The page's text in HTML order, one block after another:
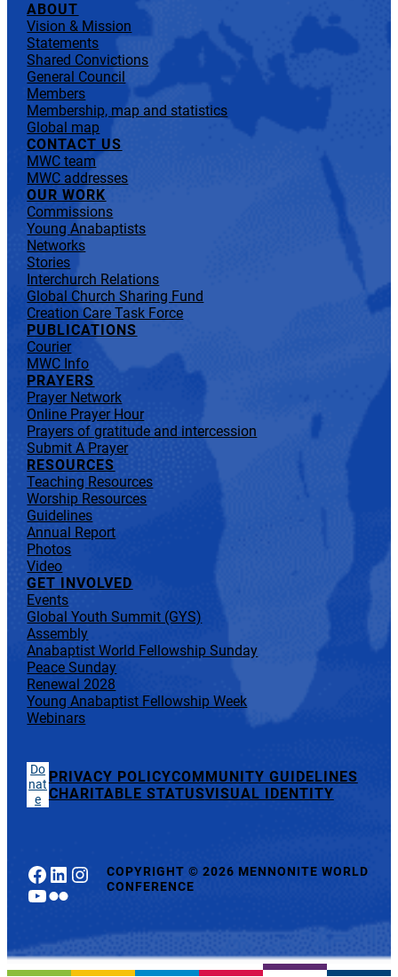
ABOUT
Vision & Mission
Statements
Shared Convictions
General Council
Members
Membership, map and statistics
Global map
CONTACT US
MWC team
MWC addresses
OUR WORK
Commissions
Young Anabaptists
Networks
Stories
Interchurch Relations
Global Church Sharing Fund
Creation Care Task Force
PUBLICATIONS
Courier
MWC Info
PRAYERS
Prayer Network
Online Prayer Hour
Prayers of gratitude and intercession
Submit A Prayer
RESOURCES
Teaching Resources
Worship Resources
Guidelines
Annual Report
Photos
Video
GET INVOLVED
Events
Global Youth Summit (GYS)
Assembly
Anabaptist World Fellowship Sunday
Peace Sunday
Renewal 2028
Young Anabaptist Fellowship Week
Webinars
Do
nat
e
PRIVACY POLICYCOMMUNITY GUIDELINES
CHARITABLE STATUSVISUAL IDENTITY
Facebook
LinkedIn
Instagram
YouTube
Flickr
COPYRIGHT© 2026 MENNONITE WORLD
CONFERENCE